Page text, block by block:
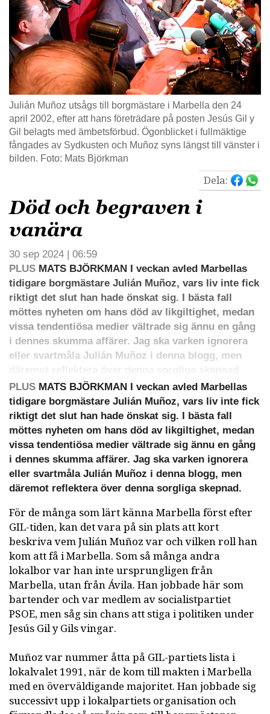
Julián Muñoz utsågs till borgmästare i Marbella den 24
april 2002, efter att hans företrädare på posten Jesús Gil y
Gil belagts med ämbetsförbud. Ögonblicket i fullmäktige
fångades av Sydkusten och Muñoz syns längst till vänster i
bilden. Foto: Mats Björkman
Dela:
Död och begraven i
vanära
30 sep 2024 | 06:59
PLUS MATS BJÖRKMAN I veckan avled Marbellas
tidigare borgmästare Julián Muñoz, vars liv inte fick
riktigt det slut han hade önskat sig. I bästa fall
möttes nyheten om hans död av likgiltighet, medan
vissa tendentiösa medier vältrade sig ännu en gång
i dennes skumma affärer. Jag ska varken ignorera
eller svartmåla Julián Muñoz i denna blogg, men
PLUS MATS BJÖRKMAN I veckan avled Marbellas
tidigare borgmästare Julián Muñoz, vars liv inte fick
riktigt det slut han hade önskat sig. I bästa fall
möttes nyheten om hans död av likgiltighet, medan
vissa tendentiösa medier vältrade sig ännu en gång
i dennes skumma affärer. Jag ska varken ignorera
eller svartmåla Julián Muñoz i denna blogg, men
däremot reflektera över denna sorgliga skepnad.
För de många som lärt känna Marbella först efter
GIL-tiden, kan det vara på sin plats att kort
beskriva vem Julián Muñoz var och vilken roll han
kom att få i Marbella. Som så många andra
lokalbor var han inte ursprungligen från
Marbella, utan från Ávila. Han jobbade här som
bartender och var medlem av socialistpartiet
PSOE, men såg sin chans att stiga i politiken under
Jesús Gil y Gils vingar.
Muñoz var nummer åtta på GIL-partiets lista i
lokalvalet 1991, när de kom till makten i Marbella
med en överväldigande majoritet. Han jobbade sig
successivt upp i lokalpartiets organisation och